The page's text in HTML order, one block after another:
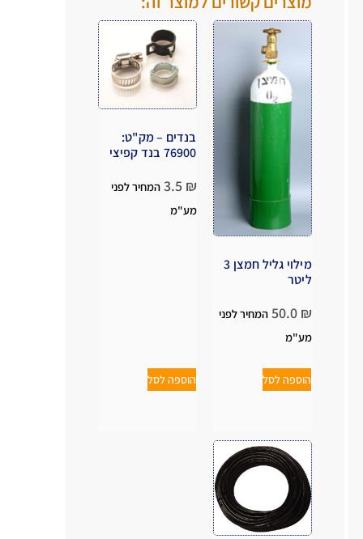
מילוי גליל חמצן 3
ליטר
₪
50.0
המחיר לפני
מע"מ
הוספה לסל
בנדים – מק"ט:
76900 בנד קפיצי
₪
3.5
המחיר לפני
מע"מ
הוספה לסל